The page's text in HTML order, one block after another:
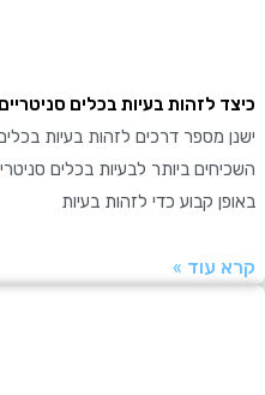
לזהות בעיות בכלים סניטריים
מספר דרכים לזהות בעיות בכלים
ביותר לבעיות בכלים סניטריים:
קבוע כדי לזהות בעיות
»